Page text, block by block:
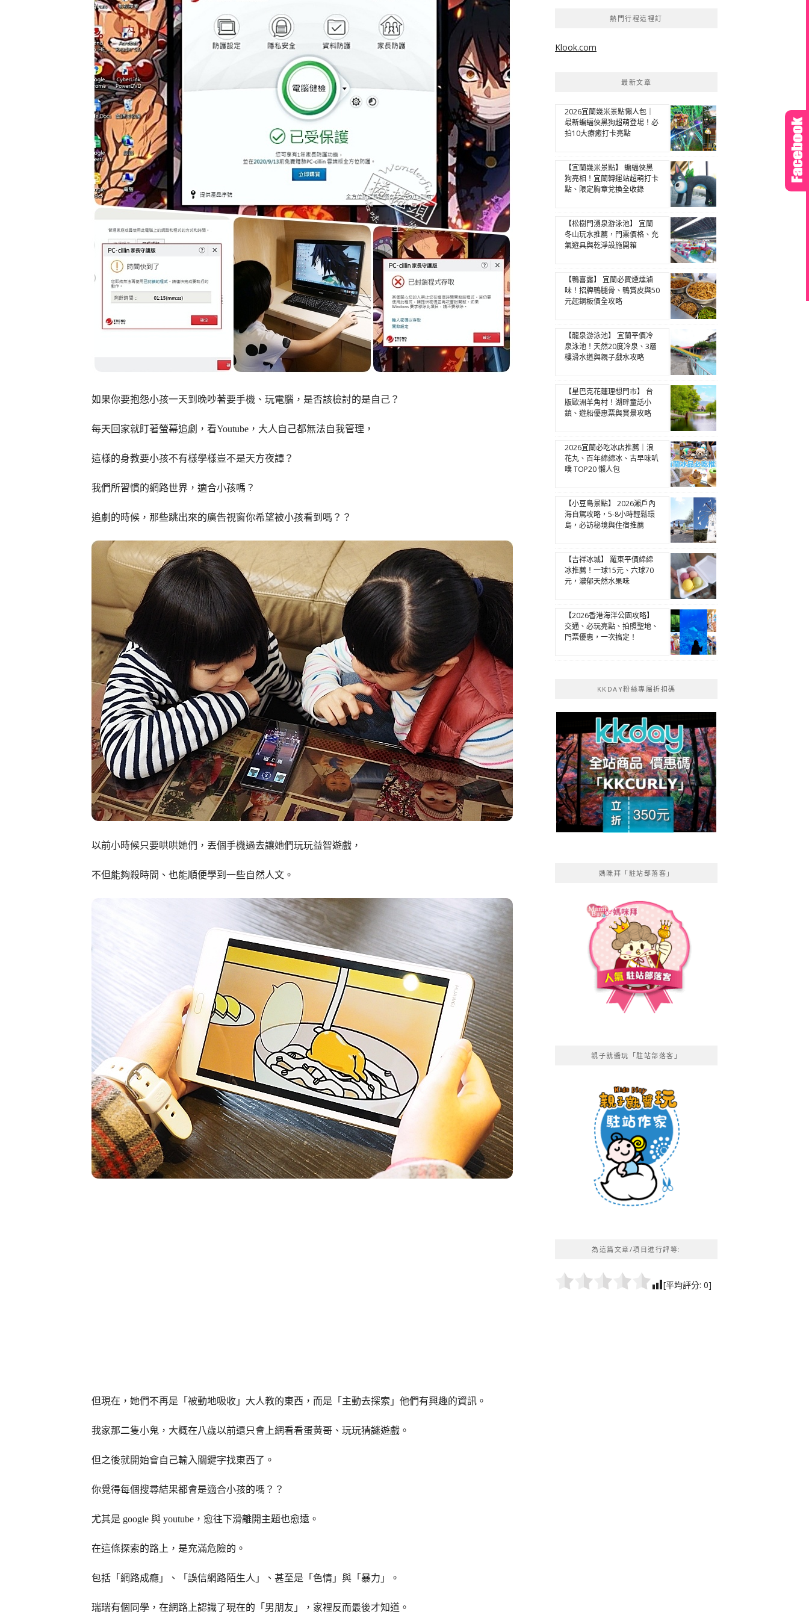
如果你要抱怨小孩一天到晚吵著要手機、玩電腦，是否該檢討的是自己？
每天回家就盯著螢幕追劇，看Youtube，大人自己都無法自我管理，
這樣的身教要小孩不有樣學樣豈不是天方夜譚？
我們所習慣的網路世界，適合小孩嗎？
追劇的時候，那些跳出來的廣告視窗你希望被小孩看到嗎？？
以前小時候只要哄哄她們，丟個手機過去讓她們玩玩益智遊戲，
不但能夠殺時間、也能順便學到一些自然人文。
但現在，她們不再是「被動地吸收」大人教的東西，而是「主動去探索」他們有興趣的資訊。
我家那二隻小鬼，大概在八歲以前還只會上網看看蛋黃哥、玩玩猜謎遊戲。
但之後就開始會自己輸入關鍵字找東西了。
你覺得每個搜尋結果都會是適合小孩的嗎？？
尤其是 google 與 youtube，愈往下滑離開主題也愈遠。
在這條探索的路上，是充滿危險的。
包括「網路成癮」、「誤信網路陌生人」、甚至是「色情」與「暴力」。
瑞瑞有個同學，在網路上認識了現在的「男朋友」，家裡反而最後才知道。
熱門行程這裡訂
Klook.com
最新文章
2026宜蘭幾米景點懶人包｜
最新蝙蝠俠黑狗超萌登場！必
拍10大療癒打卡亮點
【宜蘭幾米景點】 蝙蝠俠黑
狗亮相！宜蘭轉運站超萌打卡
點、限定胸章兌換全收錄
【松樹門湧泉游泳池】 宜蘭
冬山玩水推薦，門票價格、充
氣遊具與乾淨設施開箱
【鴨喜露】 宜蘭必買煙燻滷
味！招牌鴨腿骨、鴨賞皮與50
元起銅板價全攻略
【龍泉游泳池】 宜蘭平價冷
泉泳池！天然20度冷泉、3層
樓滑水道與親子戲水攻略
【星巴克花蓮理想門市】 台
版歐洲羊角村！湖畔童話小
鎮、遊船優惠票與賞景攻略
2026宜蘭必吃冰店推薦｜浪
花丸、百年綿綿冰、古早味叭
噗 TOP20 懶人包
【小豆島景點】 2026瀨戶內
海自駕攻略，5-8小時輕鬆環
島，必訪秘境與住宿推薦
【吉祥冰城】 羅東平價綿綿
冰推薦！一球15元、六球70
元，濃郁天然水果味
【2026香港海洋公園攻略】
交通、必玩亮點、拍照聖地、
門票優惠，一次搞定！
KKDAY粉絲專屬折扣碼
媽咪拜「駐站部落客」
親子就醬玩「駐站部落客」
為這篇文章/項目進行評等:
[平均評分: 0]